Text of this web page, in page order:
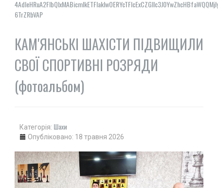
6TrZRbVAP
КАМ'ЯНСЬКІ ШАХІСТИ ПІДВИЩИЛИ
СВОЇ СПОРТИВНІ РОЗРЯДИ
(фотоальбом)
Категорія: Шахи
Опубліковано: 18 травня 2026